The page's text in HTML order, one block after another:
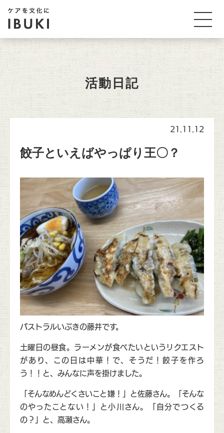
活動日記
21.11.12
餃子といえばやっぱり王〇？
パストラルいぶきの藤井です。
土曜日の昼食。ラーメンが食べたいというリクエスト
があり、この日は中華！で、そうだ！餃子を作ろ
う！！と、みんなに声を掛けました。
「そんなめんどくさいこと嫌！」と佐藤さん。「そんな
のやったことない！」と小川さん。「自分でつくる
の？」と、高瀬さん。